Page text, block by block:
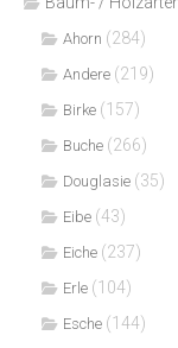
Ahorn (284)
Andere (219)
Birke (157)
Buche (266)
Douglasie (35)
Eibe (43)
Eiche (237)
Erle (104)
Esche (144)